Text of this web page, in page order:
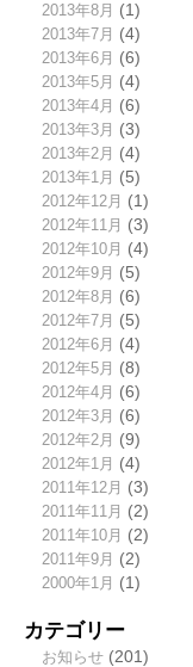
2013年8月 (1)
2013年7月 (4)
2013年6月 (6)
2013年5月 (4)
2013年4月 (6)
2013年3月 (3)
2013年2月 (4)
2013年1月 (5)
2012年12月 (1)
2012年11月 (3)
2012年10月 (4)
2012年9月 (5)
2012年8月 (6)
2012年7月 (5)
2012年6月 (4)
2012年5月 (8)
2012年4月 (6)
2012年3月 (6)
2012年2月 (9)
2012年1月 (4)
2011年12月 (3)
2011年11月 (2)
2011年10月 (2)
2011年9月 (2)
2000年1月 (1)
カテゴリー
お知らせ(201)